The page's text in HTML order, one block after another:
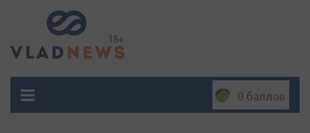
0 баллов